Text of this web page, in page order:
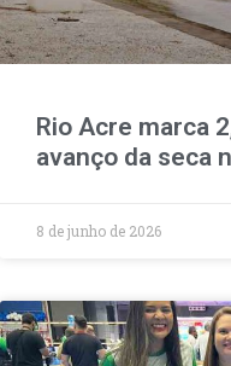
Rio Acre marca
avanço da seca
8 de junho de 2026